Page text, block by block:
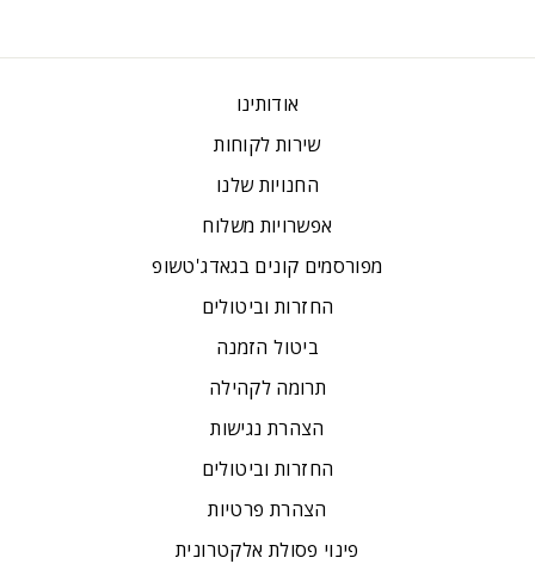
אודותינו
שירות לקוחות
החנויות שלנו
אפשרויות משלוח
מפורסמים קונים בגאדג'טשופ
החזרות וביטולים
ביטול הזמנה
תרומה לקהילה
הצהרת נגישות
החזרות וביטולים
הצהרת פרטיות
פינוי פסולת אלקטרונית